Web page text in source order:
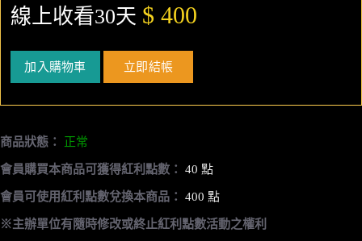
線上收看30天 $ 400
加入購物車 立即結帳
商品狀態： 正常
會員購買本商品可獲得紅利點數： 40 點
會員可使用紅利點數兌換本商品： 400 點
※主辦單位有隨時修改或終止紅利點數活動之權利